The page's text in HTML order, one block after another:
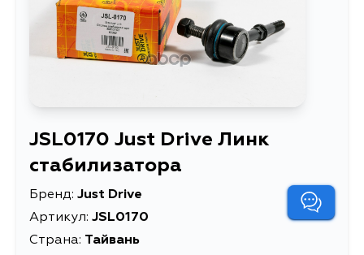
JSL0170 Just Drive Линк
стабилизатора
Бренд: Just Drive
Артикул: JSL0170
Страна: Тайвань